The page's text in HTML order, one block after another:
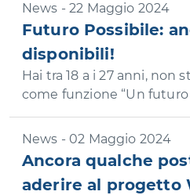
News - 22 Maggio 2024
Futuro Possibile:
disponibili!
Hai tra 18 a i 27 anni, non
come funzione “Un futuro
News - 02 Maggio 2024
Ancora qualche
aderire al progetto